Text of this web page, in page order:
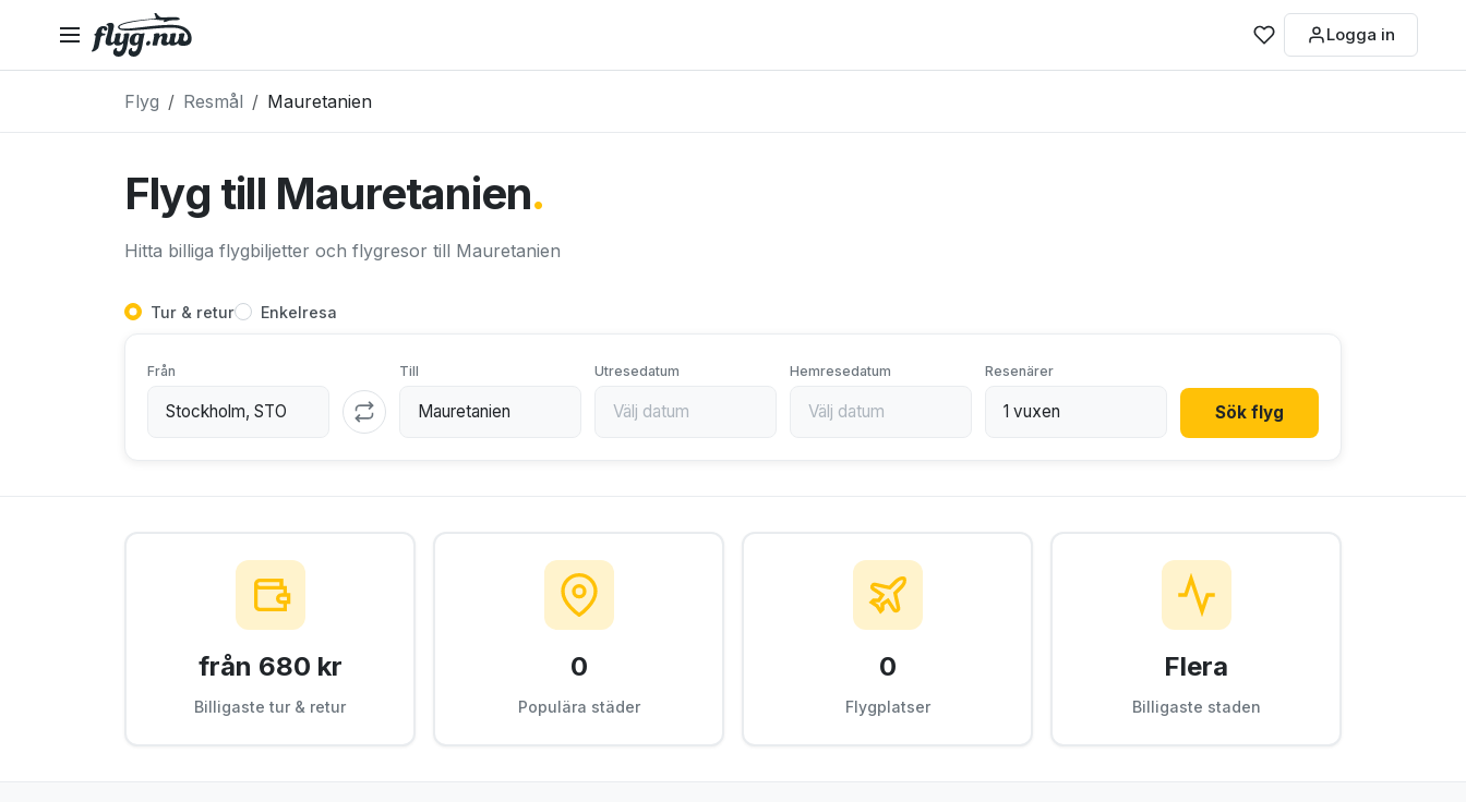
Logga in
Flyg Resmål Mauretanien
Flyg till Mauretanien.
Hitta billiga flygbiljetter och flygresor till Mauretanien
Tur & retur Enkelresa
Från Till Utresedatum Hemresedatum Resenärer
Sök flyg
från 680 kr
Billigaste tur & retur
0
Populära städer
0
Flygplatser
Flera
Billigaste staden